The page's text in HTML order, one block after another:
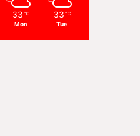
33 ℃
Mon
33 ℃
Tue